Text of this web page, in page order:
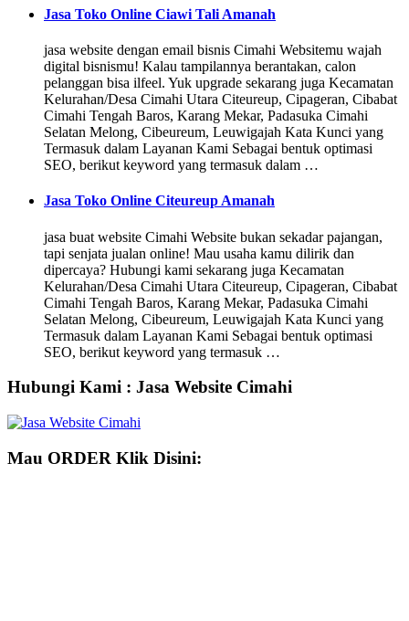
Jasa Toko Online Ciawi Tali Amanah
jasa website dengan email bisnis Cimahi Websitemu wajah
digital bisnismu! Kalau tampilannya berantakan, calon
pelanggan bisa ilfeel. Yuk upgrade sekarang juga Kecamatan
Kelurahan/Desa Cimahi Utara Citeureup, Cipageran, Cibabat
Cimahi Tengah Baros, Karang Mekar, Padasuka Cimahi
Selatan Melong, Cibeureum, Leuwigajah Kata Kunci yang
Termasuk dalam Layanan Kami Sebagai bentuk optimasi
SEO, berikut keyword yang termasuk dalam …
Jasa Toko Online Citeureup Amanah
jasa buat website Cimahi Website bukan sekadar pajangan,
tapi senjata jualan online! Mau usaha kamu dilirik dan
dipercaya? Hubungi kami sekarang juga Kecamatan
Kelurahan/Desa Cimahi Utara Citeureup, Cipageran, Cibabat
Cimahi Tengah Baros, Karang Mekar, Padasuka Cimahi
Selatan Melong, Cibeureum, Leuwigajah Kata Kunci yang
Termasuk dalam Layanan Kami Sebagai bentuk optimasi
SEO, berikut keyword yang termasuk …
Hubungi Kami : Jasa Website Cimahi
Mau ORDER Klik Disini: